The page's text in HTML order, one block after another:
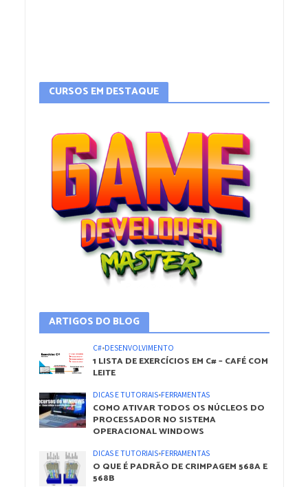
CURSOS EM DESTAQUE
ARTIGOS DO BLOG
C#•DESENVOLVIMENTO
1 LISTA DE EXERCÍCIOS EM C# – CAFÉ COM
LEITE
DICAS E TUTORIAIS•FERRAMENTAS
COMO ATIVAR TODOS OS NÚCLEOS DO
PROCESSADOR NO SISTEMA
OPERACIONAL WINDOWS
DICAS E TUTORIAIS•FERRAMENTAS
O QUE É PADRÃO DE CRIMPAGEM 568A E
568B